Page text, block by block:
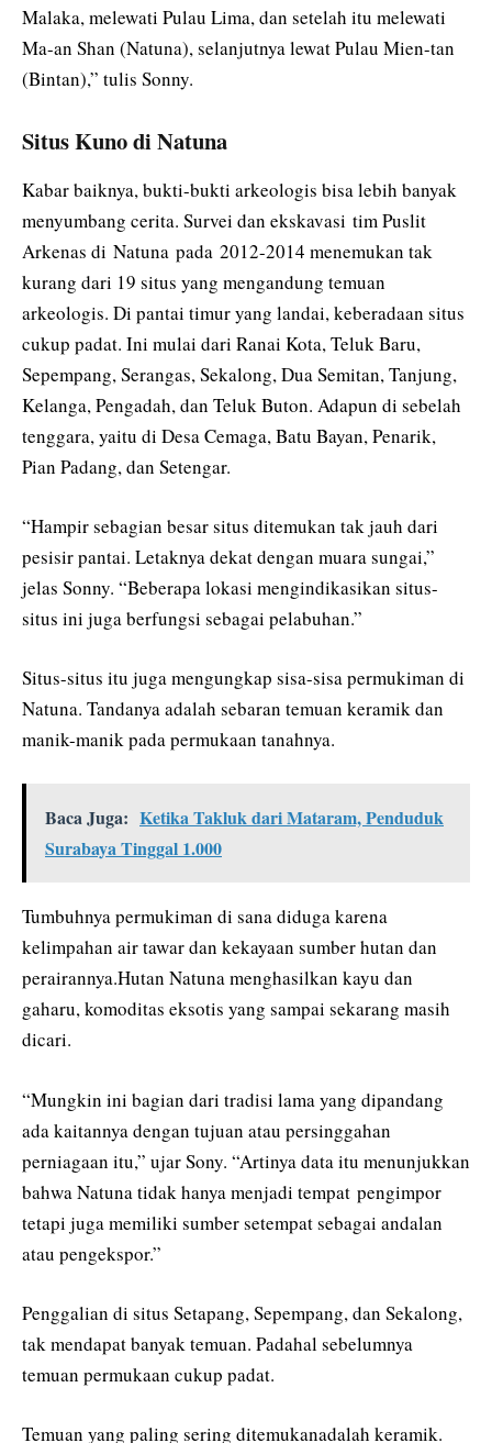
Malaka, melewati Pulau Lima, dan setelah itu melewati
Ma-an Shan (Natuna), selanjutnya lewat Pulau Mien-tan
(Bintan),” tulis Sonny.
Situs Kuno di Natuna
Kabar baiknya, bukti-bukti arkeologis bisa lebih banyak
menyumbang cerita. Survei dan ekskavasi tim Puslit
Arkenas di Natuna pada 2012-2014 menemukan tak
kurang dari 19 situs yang mengandung temuan
arkeologis. Di pantai timur yang landai, keberadaan situs
cukup padat. Ini mulai dari Ranai Kota, Teluk Baru,
Sepempang, Serangas, Sekalong, Dua Semitan, Tanjung,
Kelanga, Pengadah, dan Teluk Buton. Adapun di sebelah
tenggara, yaitu di Desa Cemaga, Batu Bayan, Penarik,
Pian Padang, dan Setengar.
“Hampir sebagian besar situs ditemukan tak jauh dari
pesisir pantai. Letaknya dekat dengan muara sungai,”
jelas Sonny. “Beberapa lokasi mengindikasikan situs-
situs ini juga berfungsi sebagai pelabuhan.”
Situs-situs itu juga mengungkap sisa-sisa permukiman di
Natuna. Tandanya adalah sebaran temuan keramik dan
manik-manik pada permukaan tanahnya.
Baca Juga: Ketika Takluk dari Mataram, Penduduk
Surabaya Tinggal 1.000
Tumbuhnya permukiman di sana diduga karena
kelimpahan air tawar dan kekayaan sumber hutan dan
perairannya.Hutan Natuna menghasilkan kayu dan
gaharu, komoditas eksotis yang sampai sekarang masih
dicari.
“Mungkin ini bagian dari tradisi lama yang dipandang
ada kaitannya dengan tujuan atau persinggahan
perniagaan itu,” ujar Sony. “Artinya data itu menunjukkan
bahwa Natuna tidak hanya menjadi tempat pengimpor
tetapi juga memiliki sumber setempat sebagai andalan
atau pengekspor.”
Penggalian di situs Setapang, Sepempang, dan Sekalong,
tak mendapat banyak temuan. Padahal sebelumnya
temuan permukaan cukup padat.
Temuan yang paling sering ditemukanadalah keramik.